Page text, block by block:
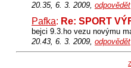
20.35, 6. 3. 2009, odpovědět
Pafka: Re: SPORT
bejci 9.3.ho vezu novýmu
20.43, 6. 3. 2009, odpovědět